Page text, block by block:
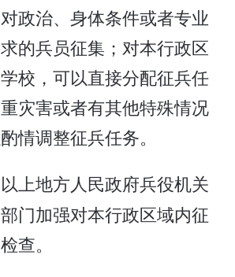
政治、身体条件或者专业
的兵员征集；对本行政区
校，可以直接分配征兵任
灾害或者有其他特殊情况
情调整征兵任务。
上地方人民政府兵役机关
门加强对本行政区域内征
查。